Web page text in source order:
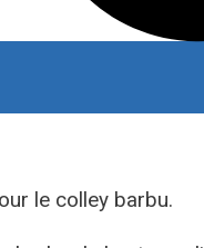
le colley barbu.